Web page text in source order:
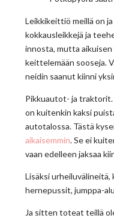
Leikkikeittiö meillä on
kokkausleikkejä ja
innosta, mutta
keittelemään sooseja.
neidin saanut kiinni
Pikkuautot- ja traktorit.
on kuitenkin kaksi
autotalossa. Tästä
aikaisemmin. Se ei
vaan edelleen jaksaa
Lisäksi urheiluvälineitä,
hernepussit, jumppa-
Ja sitten toteat teillä